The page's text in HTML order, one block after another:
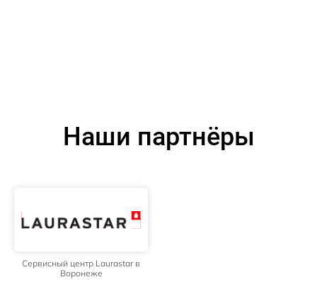
Наши партнёры
Сервисный центр Laurastar в
Воронеже